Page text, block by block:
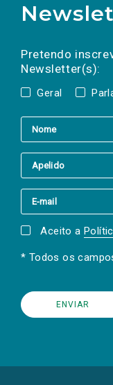
Pretendo
Newsletter(s):
Geral
a(s)
mail
Aceito a
* Todos os